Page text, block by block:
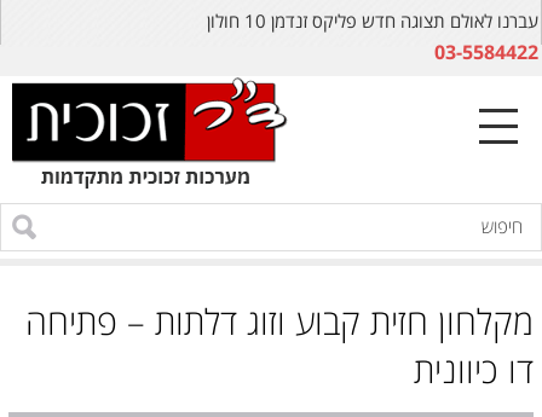
עברנו לאולם תצוגה חדש פליקס זנדמן 10 חולון
03-5584422
מקלחון חזית קבוע וזוג דלתות – פתיחה
דו כיוונית